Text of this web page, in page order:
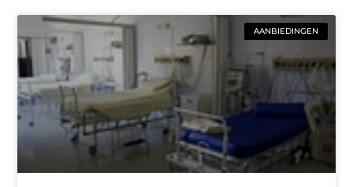
AANBIEDINGEN